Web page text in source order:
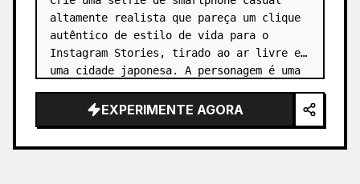
altamente realista que pareça um clique
autêntico de estilo de vida para o
Instagram Stories, tirado ao ar livre em
uma cidade japonesa. A personagem é uma
EXPERIMENTE AGORA